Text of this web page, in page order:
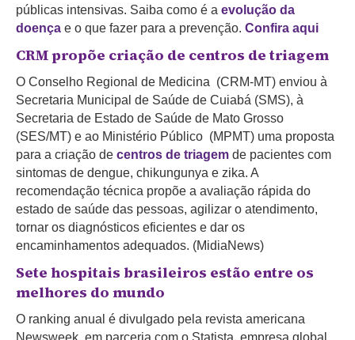
públicas intensivas. Saiba como é a evolução da
doença e o que fazer para a prevenção. Confira aqui
CRM propõe criação de centros de triagem
O Conselho Regional de Medicina (CRM-MT) enviou à
Secretaria Municipal de Saúde de Cuiabá (SMS), à
Secretaria de Estado de Saúde de Mato Grosso
(SES/MT) e ao Ministério Público (MPMT) uma proposta
para a criação de centros de triagem de pacientes com
sintomas de dengue, chikungunya e zika. A
recomendação técnica propõe a avaliação rápida do
estado de saúde das pessoas, agilizar o atendimento,
tornar os diagnósticos eficientes e dar os
encaminhamentos adequados. (MidiaNews)
Sete hospitais brasileiros estão entre os
melhores do mundo
O ranking anual é divulgado pela revista americana
Newsweek, em parceria com o Statista, empresa global